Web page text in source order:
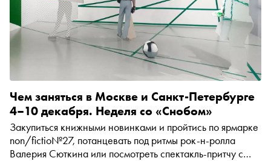
Чем заняться в Москве и Санкт-Петербурге
4–10 декабря. Неделя со «Снобом»
Закупиться книжными новинками и пройтись по ярмарке
non/fictio№27, потанцевать под ритмы рок-н-ролла
Валерия Сюткина или посмотреть спектакль-притчу с